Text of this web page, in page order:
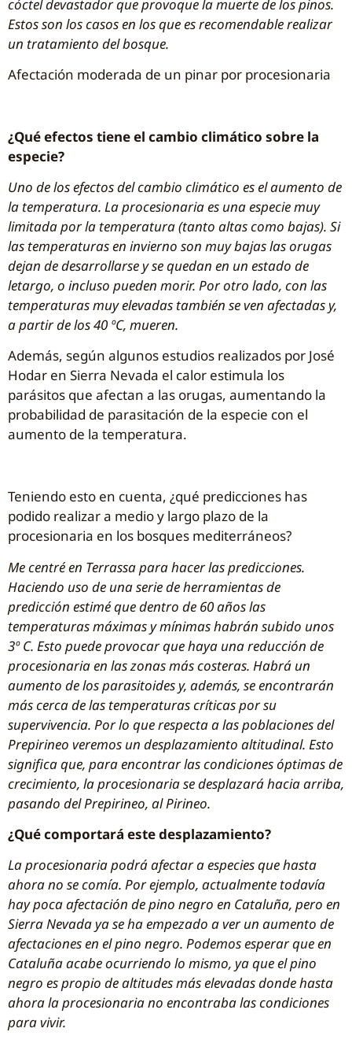
cóctel devastador que provoque la muerte de los pinos.
Estos son los casos en los que es recomendable realizar
un tratamiento del bosque.
Afectación moderada de un pinar por procesionaria
¿Qué efectos tiene el cambio climático sobre la
especie?
Uno de los efectos del cambio climático es el aumento de
la temperatura. La procesionaria es una especie muy
limitada por la temperatura (tanto altas como bajas). Si
las temperaturas en invierno son muy bajas las orugas
dejan de desarrollarse y se quedan en un estado de
letargo, o incluso pueden morir. Por otro lado, con las
temperaturas muy elevadas también se ven afectadas y,
a partir de los 40 ºC, mueren.
Además, según algunos estudios realizados por José
Hodar en Sierra Nevada el calor estimula los
parásitos que afectan a las orugas, aumentando la
probabilidad de parasitación de la especie con el
aumento de la temperatura.
Teniendo esto en cuenta, ¿qué predicciones has
podido realizar a medio y largo plazo de la
procesionaria en los bosques mediterráneos?
Me centré en Terrassa para hacer las predicciones.
Haciendo uso de una serie de herramientas de
predicción estimé que dentro de 60 años las
temperaturas máximas y mínimas habrán subido unos
3º C. Esto puede provocar que haya una reducción de
procesionaria en las zonas más costeras. Habrá un
aumento de los parasitoides y, además, se encontrarán
más cerca de las temperaturas críticas por su
supervivencia. Por lo que respecta a las poblaciones del
Prepirineo veremos un desplazamiento altitudinal. Esto
significa que, para encontrar las condiciones óptimas de
crecimiento, la procesionaria se desplazará hacia arriba,
pasando del Prepirineo, al Pirineo.
¿Qué comportará este desplazamiento?
La procesionaria podrá afectar a especies que hasta
ahora no se comía. Por ejemplo, actualmente todavía
hay poca afectación de pino negro en Cataluña, pero en
Sierra Nevada ya se ha empezado a ver un aumento de
afectaciones en el pino negro. Podemos esperar que en
Cataluña acabe ocurriendo lo mismo, ya que el pino
negro es propio de altitudes más elevadas donde hasta
ahora la procesionaria no encontraba las condiciones
para vivir.